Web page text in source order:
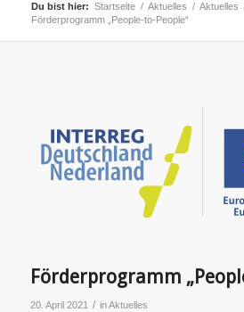
Du bist hier: Startseite / Aktuelles / Aktuelles
Förderprogramm „People-to-People“
Förderprogramm
20. April 2021 / inAktuelles